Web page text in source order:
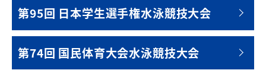
第95回 日本学生選手権水泳競技大会
第74回 国民体育大会水泳競技大会